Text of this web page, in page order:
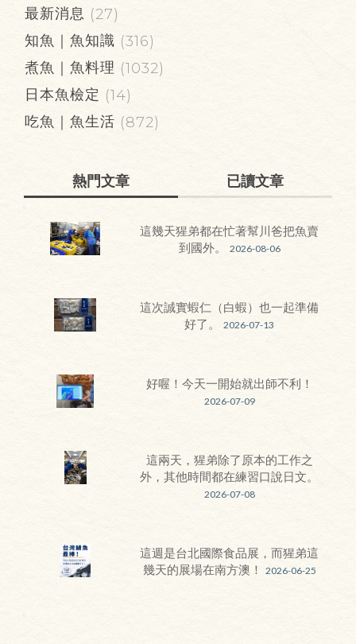
最新消息 (27)
知魚｜魚知識 (316)
煮魚｜魚料理 (1032)
日本魚檢定 (14)
吃魚｜魚生活 (872)
熱門文章 已讀文章
這幾天猩弟都在忙著幫川爸把魚賣
到國外。
2026-08-06
這次誠實蝦仁（白蝦）也一起準備
好了。
2026-07-13
好喔！今天一開始就出師不利！
2026-07-09
這兩天，猩弟除了原本的工作之
外，其他時間都在練習口說日文。
2026-07-08
這週是台北國際食品展，而猩弟這
幾天的展場在南方澳！
2026-06-25